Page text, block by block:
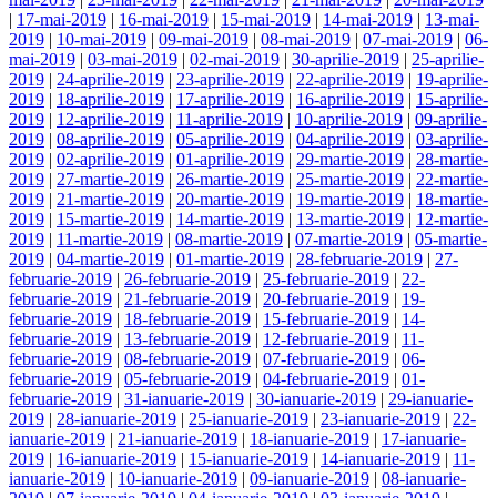
| 17-mai-2019 | 16-mai-2019 | 15-mai-2019 | 14-mai-2019 | 13-mai-
2019 | 10-mai-2019 | 09-mai-2019 | 08-mai-2019 | 07-mai-2019 | 06-
mai-2019 | 03-mai-2019 | 02-mai-2019 | 30-aprilie-2019 | 25-aprilie-
2019 | 24-aprilie-2019 | 23-aprilie-2019 | 22-aprilie-2019 | 19-aprilie-
2019 | 18-aprilie-2019 | 17-aprilie-2019 | 16-aprilie-2019 | 15-aprilie-
2019 | 12-aprilie-2019 | 11-aprilie-2019 | 10-aprilie-2019 | 09-aprilie-
2019 | 08-aprilie-2019 | 05-aprilie-2019 | 04-aprilie-2019 | 03-aprilie-
2019 | 02-aprilie-2019 | 01-aprilie-2019 | 29-martie-2019 | 28-martie-
2019 | 27-martie-2019 | 26-martie-2019 | 25-martie-2019 | 22-martie-
2019 | 21-martie-2019 | 20-martie-2019 | 19-martie-2019 | 18-martie-
2019 | 15-martie-2019 | 14-martie-2019 | 13-martie-2019 | 12-martie-
2019 | 11-martie-2019 | 08-martie-2019 | 07-martie-2019 | 05-martie-
2019 | 04-martie-2019 | 01-martie-2019 | 28-februarie-2019 | 27-
februarie-2019 | 26-februarie-2019 | 25-februarie-2019 | 22-
februarie-2019 | 21-februarie-2019 | 20-februarie-2019 | 19-
februarie-2019 | 18-februarie-2019 | 15-februarie-2019 | 14-
februarie-2019 | 13-februarie-2019 | 12-februarie-2019 | 11-
februarie-2019 | 08-februarie-2019 | 07-februarie-2019 | 06-
februarie-2019 | 05-februarie-2019 | 04-februarie-2019 | 01-
februarie-2019 | 31-ianuarie-2019 | 30-ianuarie-2019 | 29-ianuarie-
2019 | 28-ianuarie-2019 | 25-ianuarie-2019 | 23-ianuarie-2019 | 22-
ianuarie-2019 | 21-ianuarie-2019 | 18-ianuarie-2019 | 17-ianuarie-
2019 | 16-ianuarie-2019 | 15-ianuarie-2019 | 14-ianuarie-2019 | 11-
ianuarie-2019 | 10-ianuarie-2019 | 09-ianuarie-2019 | 08-ianuarie-